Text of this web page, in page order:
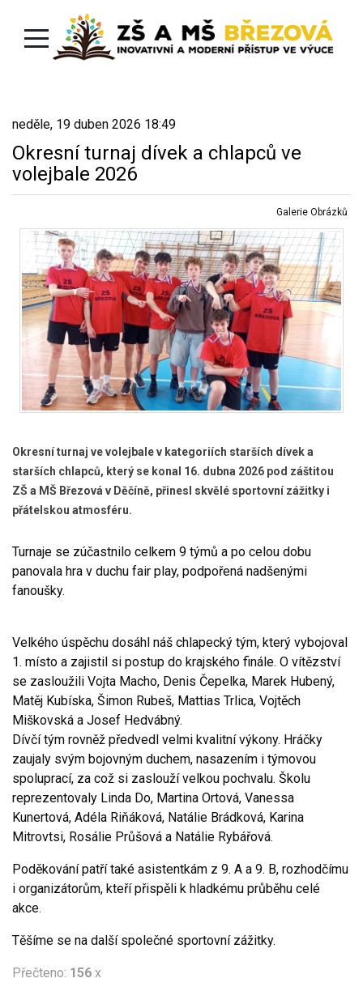
neděle, 19 duben 2026 18:49
Okresní turnaj dívek a chlapců ve
volejbale 2026
Galerie Obrázků
Okresní turnaj ve volejbale v kategoriích starších dívek a
starších chlapců, který se konal 16. dubna 2026 pod záštitou
ZŠ a MŠ Březová v Děčíně, přinesl skvělé sportovní zážitky i
přátelskou atmosféru.
Turnaje se zúčastnilo celkem 9 týmů a po celou dobu
panovala hra v duchu fair play, podpořená nadšenými
fanoušky.
Velkého úspěchu dosáhl náš chlapecký tým, který vybojoval
1. místo a zajistil si postup do krajského finále. O vítězství
se zasloužili Vojta Macho, Denis Čepelka, Marek Hubený,
Matěj Kubíska, Šimon Rubeš, Mattias Trlica, Vojtěch
Miškovská a Josef Hedvábný.
Dívčí tým rovněž předvedl velmi kvalitní výkony. Hráčky
zaujaly svým bojovným duchem, nasazením i týmovou
spoluprací, za což si zaslouží velkou pochvalu. Školu
reprezentovaly Linda Do, Martina Ortová, Vanessa
Kunertová, Adéla Riňáková, Natálie Brádková, Karina
Mitrovtsi, Rosálie Průšová a Natálie Rybářová.
Poděkování patří také asistentkám z 9. A a 9. B, rozhodčímu
i organizátorům, kteří přispěli k hladkému průběhu celé
akce.
Těšíme se na další společné sportovní zážitky.
Přečteno: 156 x